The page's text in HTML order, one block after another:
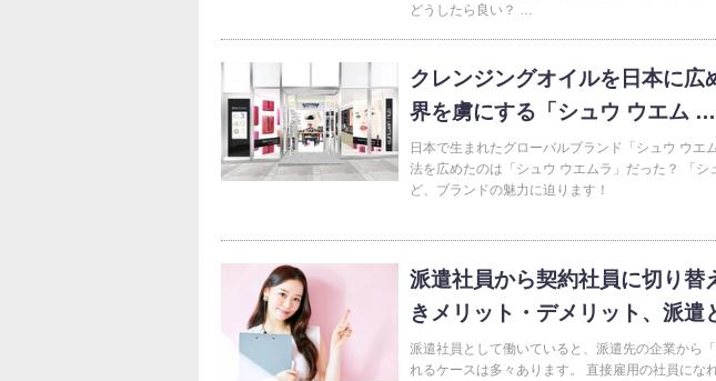
どうしたら良い？ …
クレンジングオイルを日本に広
界を虜にする「シュウ ウエム …
日本で生まれたグローバルブランド「シュウ ウエ
法を広めたのは「シュウ ウエムラ」だった？ 「
ど、ブランドの魅力に迫ります！
派遣社員から契約社員に切り替
きメリット・デメリット、派遣
派遣社員として働いていると、派遣先の企業から
れるケースは多々あります。 直接雇用の社員にな